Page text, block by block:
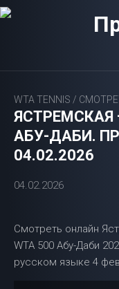
Перейти
к
WTA TENNIS /
ЯСТРЕМСКАЯ
АБУ-ДАБИ.
04.02.2026
04.02.2026
Смотреть онлайн
WTA 500 Абу-Даби
русском языке 4